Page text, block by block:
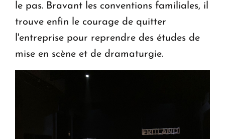
le pas. Bravant les conventions familiales, il
trouve enfin le courage de quitter
l'entreprise pour reprendre des études de
mise en scène et de dramaturgie.